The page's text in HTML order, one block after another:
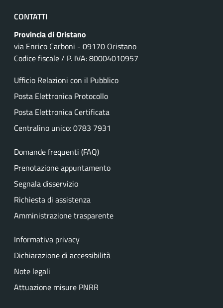
CONTATTI
Provincia di Oristano
via Enrico Carboni - 09170 Oristano
Codice fiscale / P. IVA: 80004010957
Ufficio Relazioni con il Pubblico
Posta Elettronica Protocollo
Posta Elettronica Certificata
Centralino unico: 0783 7931
Domande frequenti (FAQ)
Prenotazione appuntamento
Segnala disservizio
Richiesta di assistenza
Amministrazione trasparente
Informativa privacy
Dichiarazione di accessibilità
Note legali
Attuazione misure PNRR